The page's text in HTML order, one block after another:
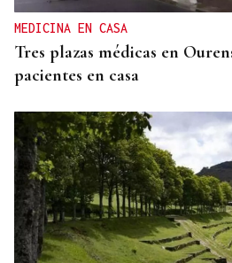
MEDICINA EN CASA
Tres plazas médicas en
pacientes en casa